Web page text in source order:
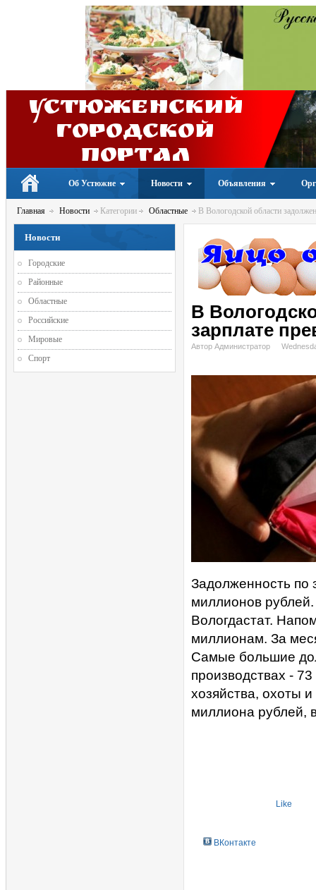
Устюженский
Городской
портал
Об Устюжне Новости Объявления
Главная Новости Категории Областные В Вологодской области
В
зарплате
Автор Администратор
Задолженность по
миллионов
Вологдастат.
миллионам. За
Самые большие
производствах -
хозяйства, охоты
миллиона рублей,
Like
ВКонтакте
Новости
Городские
Районные
Областные
Российские
Мировые
Спорт